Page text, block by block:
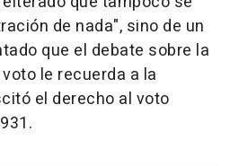
de nada", sino de un
que el debate sobre la
le recuerda a la
el derecho al voto